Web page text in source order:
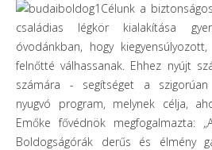
Célunk a
családias légkör kialakítása
óvodánkban, hogy
felnőtté válhassanak. Ehhez nyújt
számára - segítséget a
nyugvó program, melynek célja,
Emőke fővédnök megfogalmazta:
Boldogságórák derűs és élmény